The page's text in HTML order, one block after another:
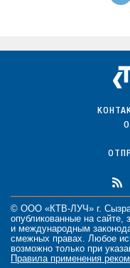
© ООО «КТВ-ЛУЧ» г.
опубликованные на сайте,
и международным
смежных правах. Любое
возможно только при
Правила применения